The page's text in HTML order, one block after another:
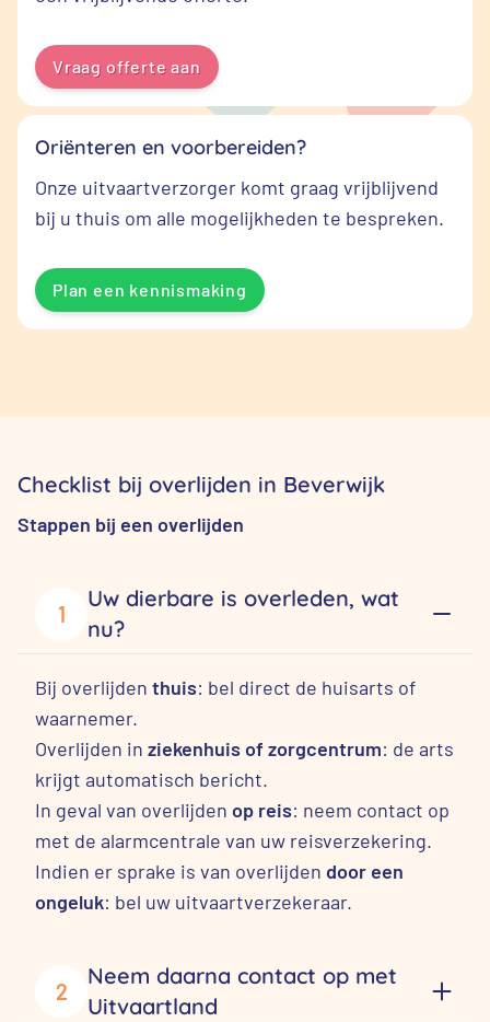
Vraag offerte aan
Oriënteren en voorbereiden?
Onze uitvaartverzorger komt graag vrijblijvend
bij u thuis om alle mogelijkheden te bespreken.
Plan een kennismaking
Checklist bij overlijden in Beverwijk
Stappen bij een overlijden
1
Uw dierbare is overleden, wat
nu?
Bij overlijden thuis: bel direct de huisarts of
waarnemer.
Overlijden in ziekenhuis of zorgcentrum: de arts
krijgt automatisch bericht.
In geval van overlijden op reis: neem contact op
met de alarmcentrale van uw reisverzekering.
Indien er sprake is van overlijden door een
ongeluk: bel uw uitvaartverzekeraar.
2
Neem daarna contact op met
Uitvaartland